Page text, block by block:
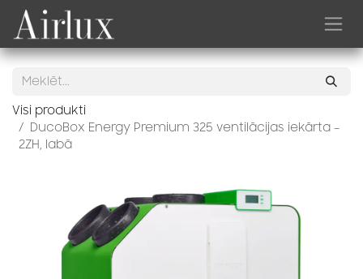
Skip to Content
Visi produkti
DucoBox Energy Premium 325 ventilācijas iekārta –
2ZH, labā